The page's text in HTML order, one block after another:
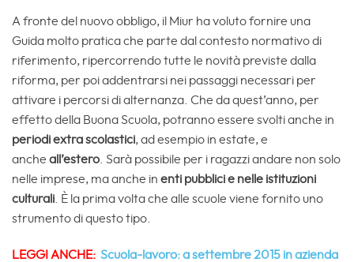
A fronte del nuovo obbligo, il Miur ha voluto fornire una
Guida molto pratica che parte dal contesto normativo di
riferimento, ripercorrendo tutte le novità previste dalla
riforma, per poi addentrarsi nei passaggi necessari per
attivare i percorsi di alternanza. Che da quest’anno, per
effetto della Buona Scuola, potranno essere svolti anche in
periodi extra scolastici, ad esempio in estate, e
anche all’estero . Sarà possibile per i ragazzi andare non solo
nelle imprese, ma anche in enti pubblici e nelle istituzioni
culturali . È la prima volta che alle scuole viene fornito uno
strumento di questo tipo.
LEGGI ANCHE: Scuola-lavoro: a settembre 2015 in azienda